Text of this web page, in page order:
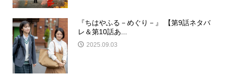
『ちはやふる－めぐり－』 【第9話ネタバ
レ＆第10話あ...
2025.09.03